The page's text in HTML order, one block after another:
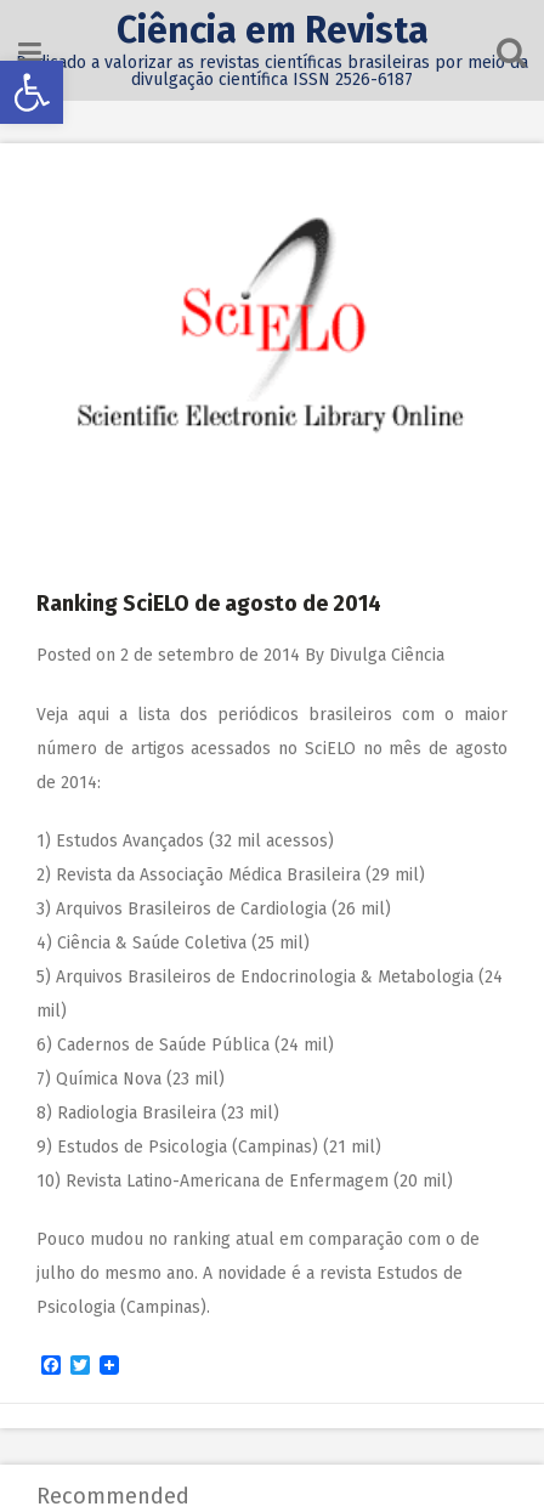
Abrir a barra de ferramentas
Ciência em Revista
Dedicado a valorizar as revistas científicas brasileiras por meio da
divulgação científica ISSN 2526-6187
Ranking SciELO de agosto de 2014
Posted on 2 de setembro de 2014 By Divulga Ciência
Veja aqui a lista dos periódicos brasileiros com o maior
número de artigos acessados no SciELO no mês de agosto
de 2014:
1) Estudos Avançados (32 mil acessos)
2) Revista da Associação Médica Brasileira (29 mil)
3) Arquivos Brasileiros de Cardiologia (26 mil)
4) Ciência & Saúde Coletiva (25 mil)
5) Arquivos Brasileiros de Endocrinologia & Metabologia (24
mil)
6) Cadernos de Saúde Pública (24 mil)
7) Química Nova (23 mil)
8) Radiologia Brasileira (23 mil)
9) Estudos de Psicologia (Campinas) (21 mil)
10) Revista Latino-Americana de Enfermagem (20 mil)
Pouco mudou no ranking atual em comparação com o de
julho do mesmo ano. A novidade é a revista Estudos de
Psicologia (Campinas).
Facebook
Twitter
Recommended